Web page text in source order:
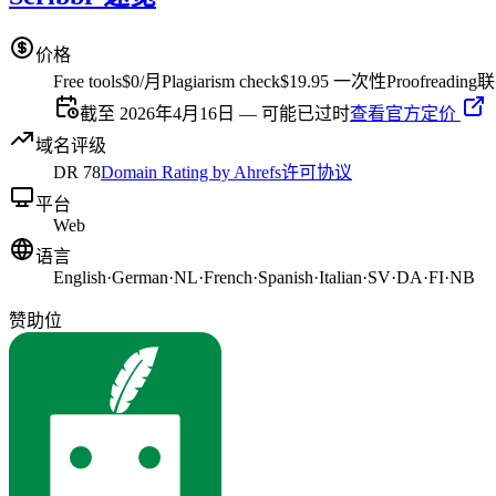
价格
Free tools$0/月 Plagiarism check$19.95 一次性Proofreading
截至 2026年4月16日 — 可能已过时查看官方定价
域名评级
DR 78Domain Rating by Ahrefs许可协议
平台
Web
语言
English·German·NL·French·Spanish·Italian·SV·DA·FI·NB
赞助位